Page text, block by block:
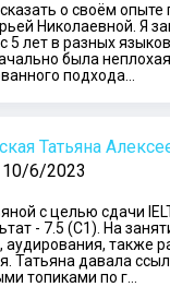
о своём опыте
Николаевной. Я
5 лет в разных
была
подхода…
Татьяна
10/6/2023
с целью сдачи
- 7.5 (С1). На
аудирования, также
Татьяна давала
топиками по г…